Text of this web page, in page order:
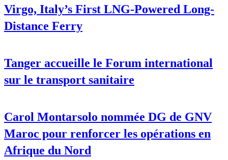
Virgo, Italy’s First LNG-Powered Long-
Distance Ferry
Tanger accueille le Forum international
sur le transport sanitaire
Carol Montarsolo nommée DG de GNV
Maroc pour renforcer les opérations en
Afrique du Nord